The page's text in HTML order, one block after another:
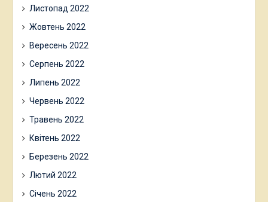
Листопад 2022
Жовтень 2022
Вересень 2022
Серпень 2022
Липень 2022
Червень 2022
Травень 2022
Квітень 2022
Березень 2022
Лютий 2022
Січень 2022